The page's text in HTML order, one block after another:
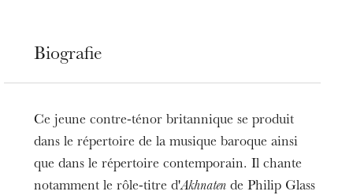
Biografie
Ce jeune contre-ténor britannique se produit
dans le répertoire de la musique baroque ainsi
que dans le répertoire contemporain. Il chante
notamment le rôle-titre d'Akhnaten de Philip Glass